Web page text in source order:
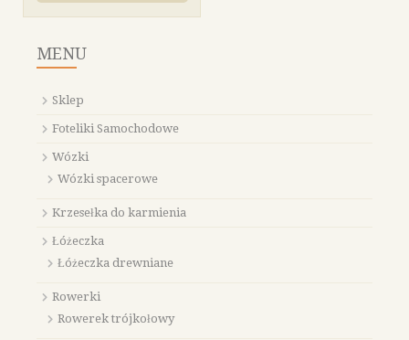
MENU
Sklep
Foteliki Samochodowe
Wózki
Wózki spacerowe
Krzesełka do karmienia
Łóżeczka
Łóżeczka drewniane
Rowerki
Rowerek trójkołowy